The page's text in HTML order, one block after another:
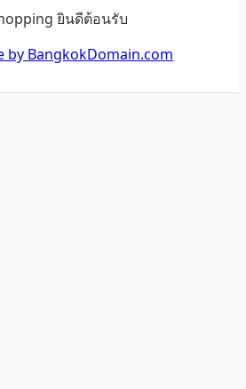
ยินดีต้อนรับ
by BangkokDomain.com